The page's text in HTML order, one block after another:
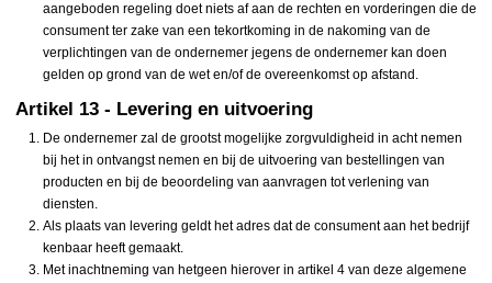
aangeboden regeling doet niets af aan de rechten en vorderingen die de
consument ter zake van een tekortkoming in de nakoming van de
verplichtingen van de ondernemer jegens de ondernemer kan doen
gelden op grond van de wet en/of de overeenkomst op afstand.
Artikel 13 - Levering en uitvoering
De ondernemer zal de grootst mogelijke zorgvuldigheid in acht nemen
bij het in ontvangst nemen en bij de uitvoering van bestellingen van
producten en bij de beoordeling van aanvragen tot verlening van
diensten.
Als plaats van levering geldt het adres dat de consument aan het bedrijf
kenbaar heeft gemaakt.
Met inachtneming van hetgeen hierover in artikel 4 van deze algemene